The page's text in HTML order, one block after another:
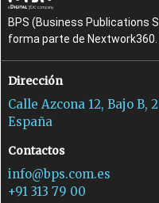
BPS (Business Publications
forma parte de Nextwork360.
Dirección
Calle Azcona 12, Bajo B,
España
Contactos
info@bps.com.es
+91 313 79 00